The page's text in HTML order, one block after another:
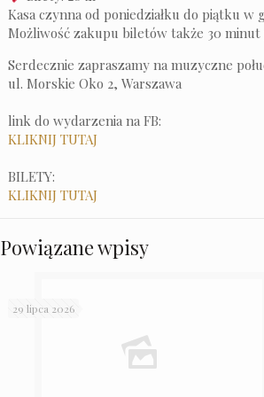
Kasa czynna od poniedziałku do piątku w
Możliwość zakupu biletów także 30
Serdecznie zapraszamy na muzyczne
ul. Morskie Oko 2, Warszawa
link do wydarzenia na FB:
KLIKNIJ TUTAJ
BILETY:
KLIKNIJ TUTAJ
Powiązane wpisy
29 lipca 2026